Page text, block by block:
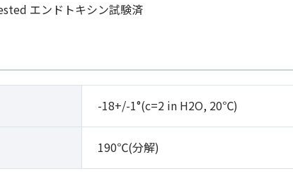
エンドトキシン試験済
-18+/-1°(c=2 in H2O, 20℃)
190℃(分解)